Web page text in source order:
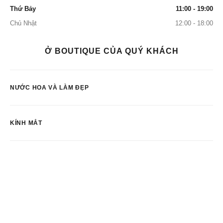
Thứ Bảy
11:00 - 19:00
Chủ Nhật
12:00 - 18:00
Ở BOUTIQUE CỦA QUÝ KHÁCH
NƯỚC HOA VÀ LÀM ĐẸP
KÍNH MẮT